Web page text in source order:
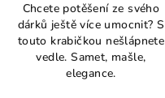
Chcete potěšení ze svého
dárků ještě více umocnit? S
touto krabičkou nešlápnete
vedle. Samet, mašle,
elegance.